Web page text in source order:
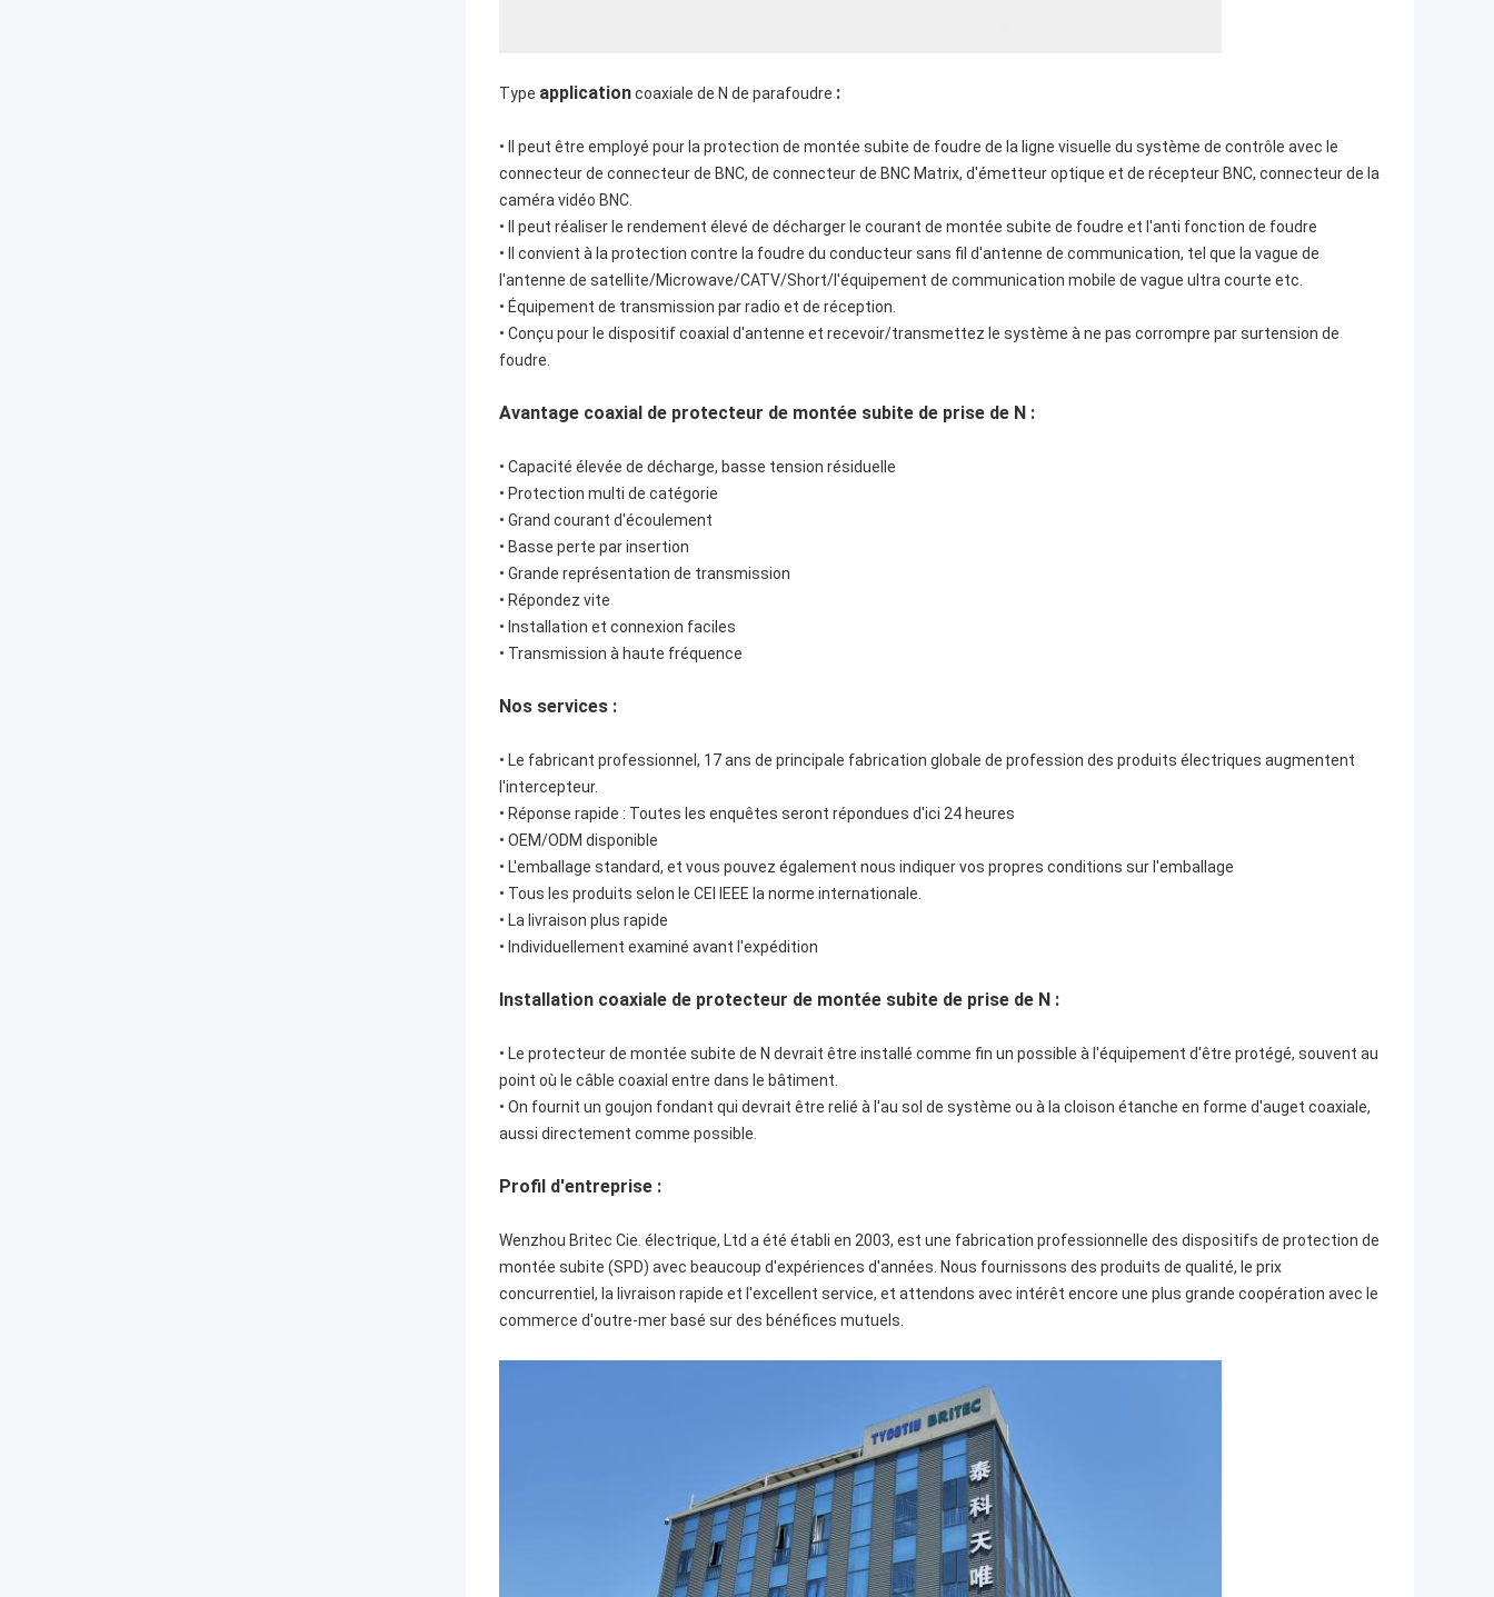
Type applicationcoaxiale de N de parafoudre :
• Il peut être employé pour la protection de montée subite de foudre de la ligne visuelle du système de contrôle avec le
connecteur de connecteur de BNC, de connecteur de BNC Matrix, d'émetteur optique et de récepteur BNC, connecteur de la
caméra vidéo BNC.
• Il peut réaliser le rendement élevé de décharger le courant de montée subite de foudre et l'anti fonction de foudre
• Il convient à la protection contre la foudre du conducteur sans fil d'antenne de communication, tel que la vague de
l'antenne de satellite/Microwave/CATV/Short/l'équipement de communication mobile de vague ultra courte etc.
• Équipement de transmission par radio et de réception.
• Conçu pour le dispositif coaxial d'antenne et recevoir/transmettez le système à ne pas corrompre par surtension de
foudre.
Avantage coaxial de protecteur de montée subite de prise de N :
• Capacité élevée de décharge, basse tension résiduelle
• Protection multi de catégorie
• Grand courant d'écoulement
• Basse perte par insertion
• Grande représentation de transmission
• Répondez vite
• Installation et connexion faciles
• Transmission à haute fréquence
Nos services :
• Le fabricant professionnel, 17 ans de principale fabrication globale de profession des produits électriques augmentent
l'intercepteur.
• Réponse rapide : Toutes les enquêtes seront répondues d'ici 24 heures
• OEM/ODM disponible
• L'emballage standard, et vous pouvez également nous indiquer vos propres conditions sur l'emballage
• Tous les produits selon le CEI IEEE la norme internationale.
• La livraison plus rapide
• Individuellement examiné avant l'expédition
Installation coaxiale de protecteur de montée subite de prise de N :
• Le protecteur de montée subite de N devrait être installé comme fin un possible à l'équipement d'être protégé, souvent au
point où le câble coaxial entre dans le bâtiment.
• On fournit un goujon fondant qui devrait être relié à l'au sol de système ou à la cloison étanche en forme d'auget coaxiale,
aussi directement comme possible.
Profil d'entreprise :
Wenzhou Britec Cie. électrique, Ltd a été établi en 2003, est une fabrication professionnelle des dispositifs de protection de
montée subite (SPD) avec beaucoup d'expériences d'années. Nous fournissons des produits de qualité, le prix
concurrentiel, la livraison rapide et l'excellent service, et attendons avec intérêt encore une plus grande coopération avec le
commerce d'outre-mer basé sur des bénéfices mutuels.